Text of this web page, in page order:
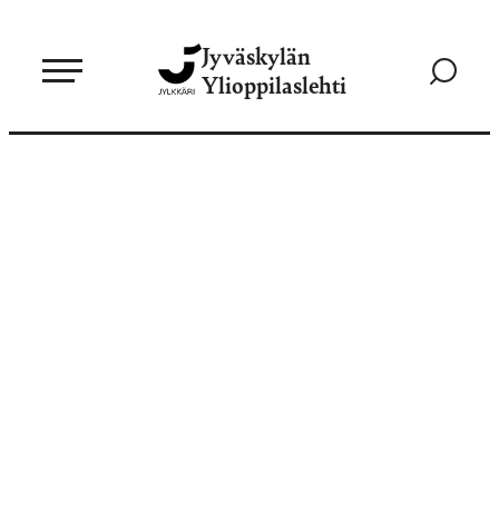
sisältöön
Jyväskylän
Ylioppilaslehti
Siirry